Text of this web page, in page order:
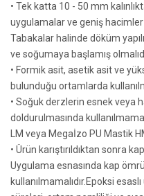
• Tek katta 10 - 50 mm
uygulamalar ve geniş
Tabakalar halinde döküm
ve soğumaya başlamış
• Formik asit, asetik asit ve
bulunduğu ortamlarda
• Soğuk derzlerin esnek veya
doldurulmasında
LM veya Megaİzo PU Mastik
• Ürün karıştırıldıktan sonra
Uygulama esnasında kap
kullanılmamalıdır.Epoksi